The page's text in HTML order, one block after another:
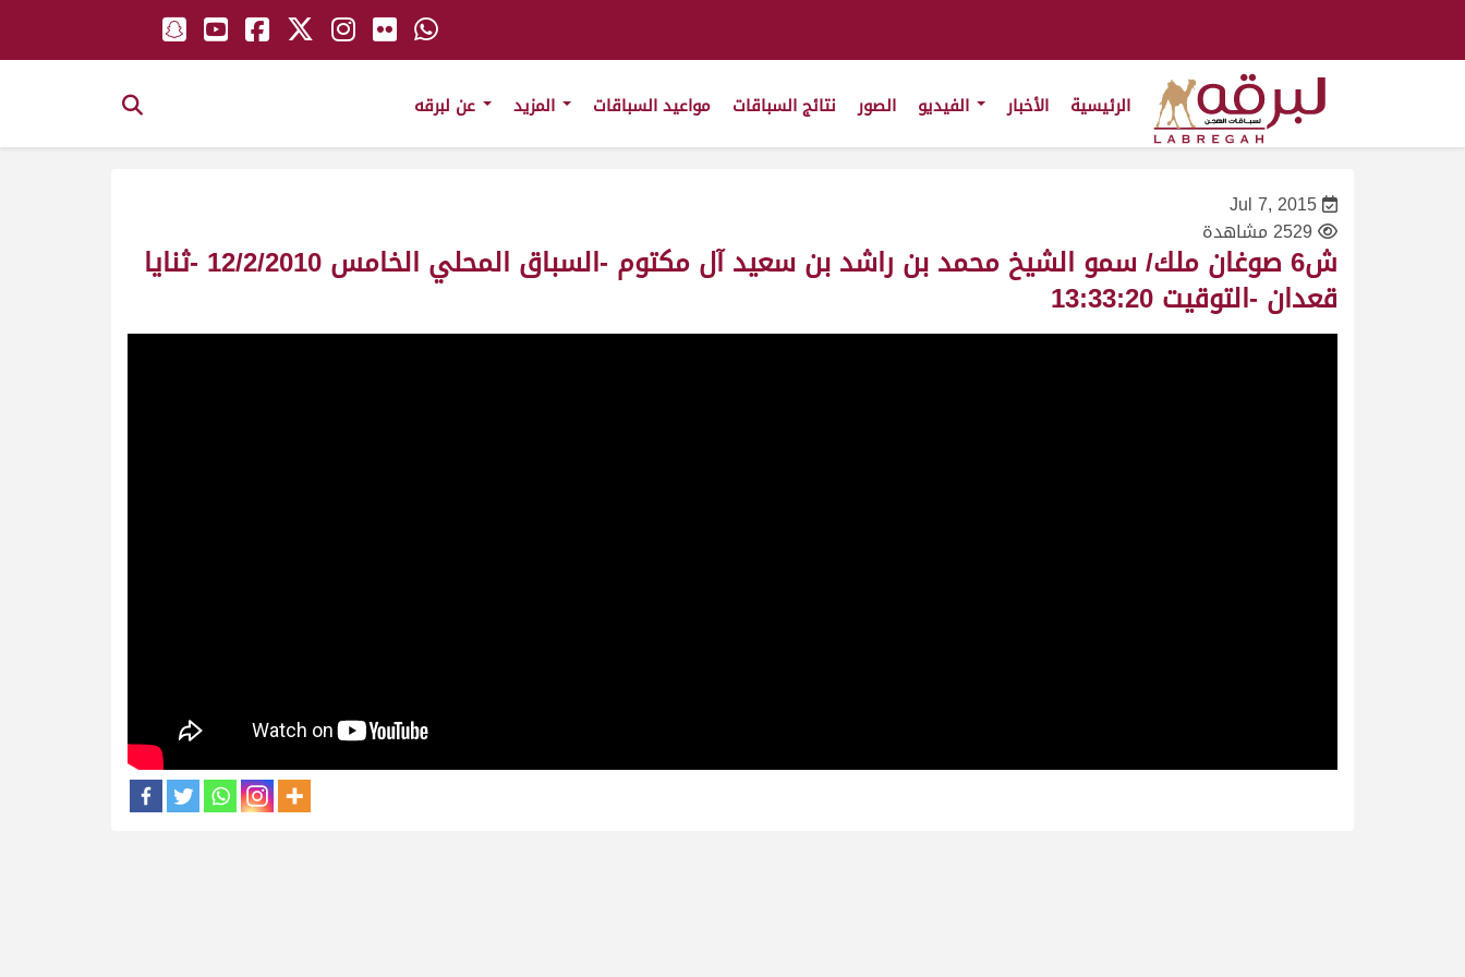
الرئيسية الأخبار الصور نتائج السباقات مواعيد السباقات
Jul 7, 2015
2529 مشاهدة
ش6 صوغان ملك/ سمو الشيخ محمد بن راشد بن سعيد آل مكتوم -السباق المحلي الخامس 12/2/2010 -ثنايا
قعدان -التوقيت 13:33:20